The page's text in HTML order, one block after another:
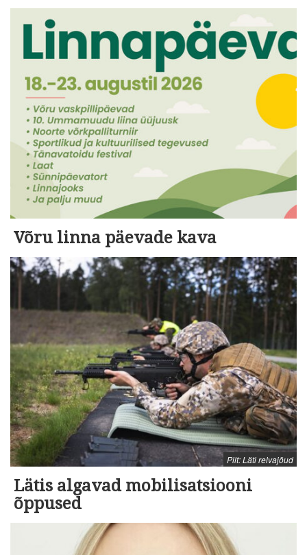
Võru linna päevade kava
Pilt: Läti relvajõud
Lätis algavad mobilisatsiooni
õppused